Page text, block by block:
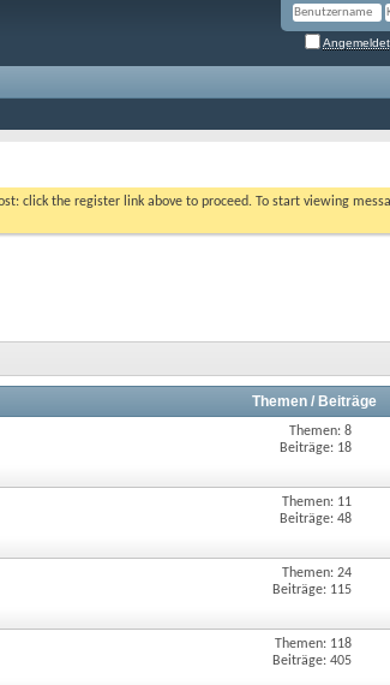
click the register link above to proceed. To start viewing
Themen / Beiträge
Themen: 8
Beiträge: 18
Themen: 11
Beiträge: 48
Themen: 24
Beiträge: 115
Themen: 118
Beiträge: 405